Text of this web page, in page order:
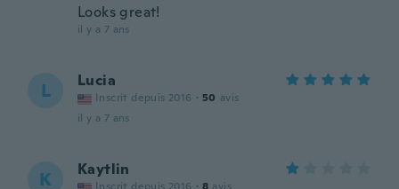
Looks great!
il y a 7 ans
L Lucia
Inscrit depuis 2016 · 50 avis
il y a 7 ans
K Kaytlin